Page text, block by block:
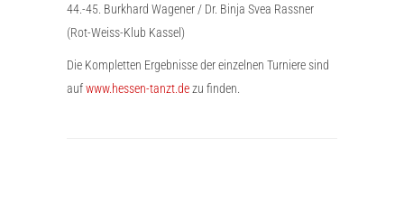
44.-45. Burkhard Wagener / Dr. Binja Svea Rassner
(Rot-Weiss-Klub Kassel)
Die Kompletten Ergebnisse der einzelnen Turniere sind
aufwww.hessen-tanzt.dezu finden.